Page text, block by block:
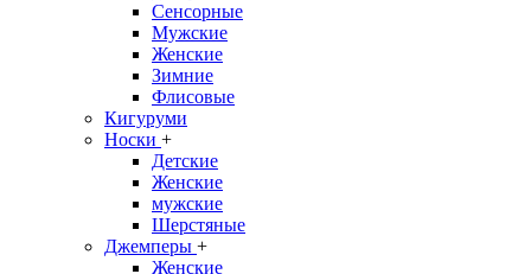
Сенсорные
Мужские
Женские
Зимние
Флисовые
Кигуруми
Носки +
Детские
Женские
мужские
Шерстяные
Джемперы +
Женские